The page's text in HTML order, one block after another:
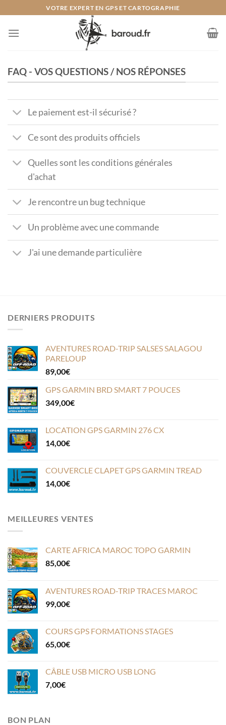
au
contenu
VOTRE EXPERT EN GPS ET CARTOGRAPHIE
FAQ - VOS QUESTIONS / NOS RÉPONSES
Le paiement est-il sécurisé ?
Ce sont des produits officiels
Quelles sont les conditions générales
d'achat
Je rencontre un bug technique
Un problème avec une commande
J'ai une demande particulière
DERNIERS PRODUITS
AVENTURES ROAD-TRIP SALSES SALAGOU
PARELOUP
89,00€
GPS GARMIN BRD SMART 7 POUCES
349,00€
LOCATION GPS GARMIN 276 CX
14,00€
COUVERCLE CLAPET GPS GARMIN TREAD
14,00€
MEILLEURES VENTES
CARTE AFRICA MAROC TOPO GARMIN
85,00€
AVENTURES ROAD-TRIP TRACES MAROC
99,00€
COURS GPS FORMATIONS STAGES
65,00€
CÂBLE USB MICRO USB LONG
7,00€
BON PLAN